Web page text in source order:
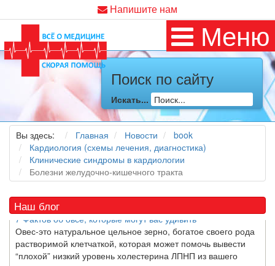
Напишите нам
Меню
Поиск по сайту
Искать...
Вы здесь: Главная Новости
book
Кардиология (схемы лечения, диагностика)
Клинические синдромы в кардиологии
Болезни желудочно-кишечного тракта
Наш блог
Как я заболел во время локдауна?
Это странная ситуация: вы соблюдали все меры
предосторожности COVID-19 (вы почти все время дома),
но, тем не менее, вы каким-то образом простудились. Вы
можете задаться...
5 причин обратить внимание на средиземноморскую диету
Какдиетолог
, я вижу, что многие причудливые диеты
приходят в нашужизньи быстро исчезают из нее. Многие
из них это скорее наказание, чем способ питаться
правильно и влиять на...
7 Фактов об овсе, которые могут вас удивить
Овес-это натуральное цельное зерно, богатое своего рода
растворимой клетчаткой, которая может помочь вывести
“плохой” низкий уровень холестерина ЛПНП из вашего
организма....